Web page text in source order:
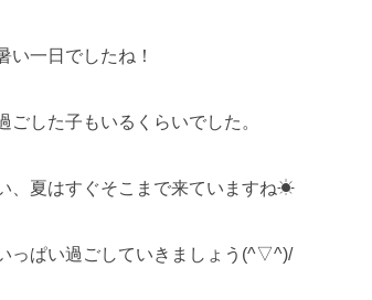
い一日でしたね！
ごした子もいるくらいでした。
、夏はすぐそこまで来ていますね☀
っぱい過ごしていきましょう(^▽^)/